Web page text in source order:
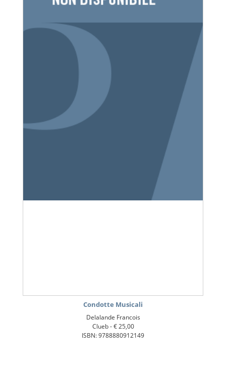
Condotte Musicali
Delalande Francois
Clueb -€ 25,00
ISBN: 9788880912149